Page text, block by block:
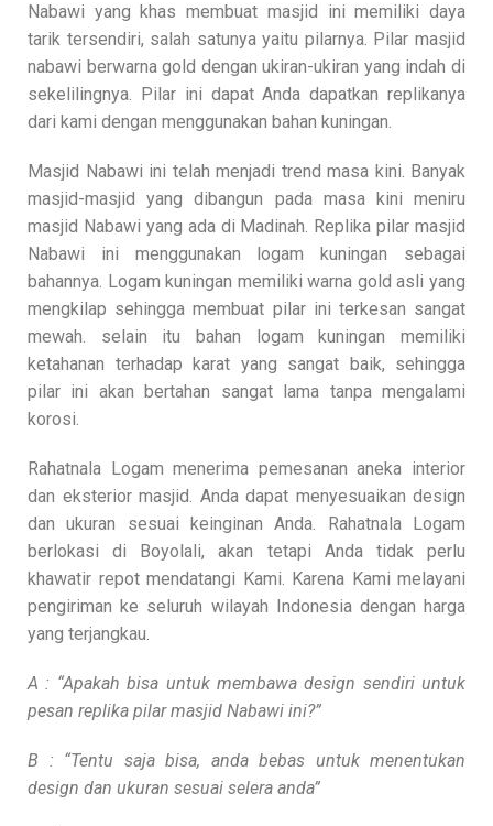
Nabawi yang khas membuat masjid ini memiliki daya
tarik tersendiri, salah satunya yaitu pilarnya. Pilar masjid
nabawi berwarna gold dengan ukiran-ukiran yang indah di
sekelilingnya. Pilar ini dapat Anda dapatkan replikanya
dari kami dengan menggunakan bahan kuningan.
Masjid Nabawi ini telah menjadi trend masa kini. Banyak
masjid-masjid yang dibangun pada masa kini meniru
masjid Nabawi yang ada di Madinah. Replika pilar masjid
Nabawi ini menggunakan logam kuningan sebagai
bahannya. Logam kuningan memiliki warna gold asli yang
mengkilap sehingga membuat pilar ini terkesan sangat
mewah. selain itu bahan logam kuningan memiliki
ketahanan terhadap karat yang sangat baik, sehingga
pilar ini akan bertahan sangat lama tanpa mengalami
korosi.
Rahatnala Logam menerima pemesanan aneka interior
dan eksterior masjid. Anda dapat menyesuaikan design
dan ukuran sesuai keinginan Anda. Rahatnala Logam
berlokasi di Boyolali, akan tetapi Anda tidak perlu
khawatir repot mendatangi Kami. Karena Kami melayani
pengiriman ke seluruh wilayah Indonesia dengan harga
yang terjangkau.
A : “Apakah bisa untuk membawa design sendiri untuk
pesan replika pilar masjid Nabawi ini?”
B : “Tentu saja bisa, anda bebas untuk menentukan
design dan ukuran sesuai selera anda”